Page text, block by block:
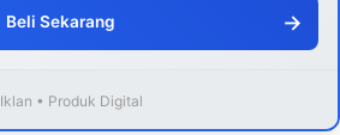
Beli Sekarang →
Iklan • Produk Digital